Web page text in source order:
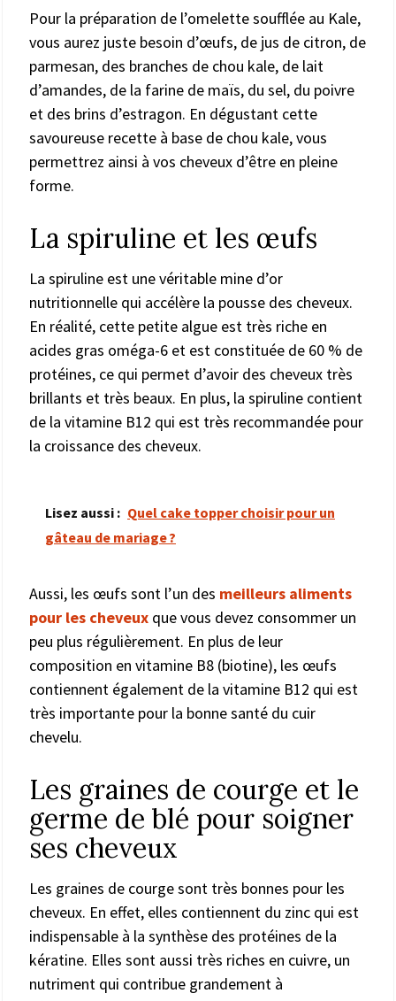
Pour la préparation de l’omelette soufflée au Kale,
vous aurez juste besoin d’œufs, de jus de citron, de
parmesan, des branches de chou kale, de lait
d’amandes, de la farine de maïs, du sel, du poivre
et des brins d’estragon. En dégustant cette
savoureuse recette à base de chou kale, vous
permettrez ainsi à vos cheveux d’être en pleine
forme.
La spiruline et les œufs
La spiruline est une véritable mine d’or
nutritionnelle qui accélère la pousse des cheveux.
En réalité, cette petite algue est très riche en
acides gras oméga-6 et est constituée de 60 % de
protéines, ce qui permet d’avoir des cheveux très
brillants et très beaux. En plus, la spiruline contient
de la vitamine B12 qui est très recommandée pour
la croissance des cheveux.
Lisez aussi : Quel cake topper choisir pour un
gâteau de mariage ?
Aussi, les œufs sont l’un des meilleurs aliments
pour les cheveux que vous devez consommer un
peu plus régulièrement. En plus de leur
composition en vitamine B8 (biotine), les œufs
contiennent également de la vitamine B12 qui est
très importante pour la bonne santé du cuir
chevelu.
Les graines de courge et le
germe de blé pour soigner
ses cheveux
Les graines de courge sont très bonnes pour les
cheveux. En effet, elles contiennent du zinc qui est
indispensable à la synthèse des protéines de la
kératine. Elles sont aussi très riches en cuivre, un
nutriment qui contribue grandement à